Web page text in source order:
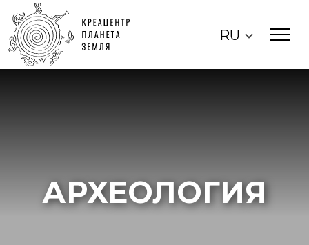
RU
АРХЕОЛОГИЯ